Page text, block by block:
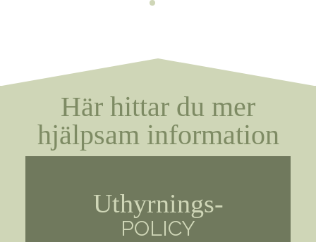
Här hittar du mer
hjälpsam information
Uthyrnings-
POLICY